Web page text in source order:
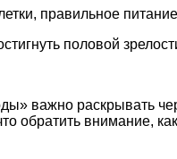
правильное питание,
половой
важно раскрывать
обратить внимание,